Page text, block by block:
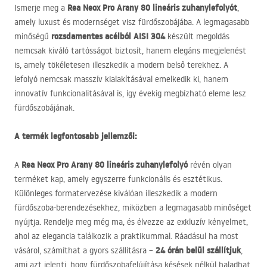
Ismerje meg a Rea Neox Pro Arany 80 lineáris zuhanylefolyót,
amely luxust és modernséget visz fürdőszobájába. A legmagasabb
minőségű rozsdamentes acélból AISI 304készült megoldás
nemcsak kiváló tartósságot biztosít, hanem elegáns megjelenést
is, amely tökéletesen illeszkedik a modern belső terekhez. A
lefolyó nemcsak masszív kialakításával emelkedik ki, hanem
innovatív funkcionalitásával is, így évekig megbízható eleme lesz
fürdőszobájának.
A termék legfontosabb jellemzői:
A Rea Neox Pro Arany 80 lineáris zuhanylefolyórévén olyan
terméket kap, amely egyszerre funkcionális és esztétikus.
Különleges formatervezése kiválóan illeszkedik a modern
fürdőszoba-berendezésekhez, miközben a legmagasabb minőséget
nyújtja. Rendelje meg még ma, és élvezze az exkluzív kényelmet,
ahol az elegancia találkozik a praktikummal. Ráadásul ha most
vásárol, számíthat a gyors szállításra – 24 órán belül szállítjuk,
ami azt jelenti, hogy fürdőszobafelújítása késések nélkül haladhat.